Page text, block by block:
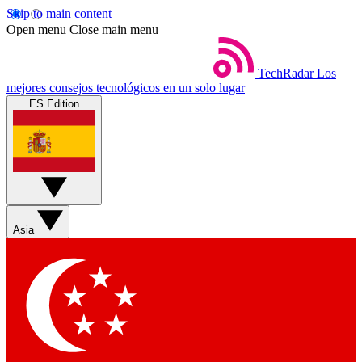
Skip to main content
Open menu Close main menu
TechRadar Los
mejores consejos tecnológicos en un solo lugar
ES Edition
Asia